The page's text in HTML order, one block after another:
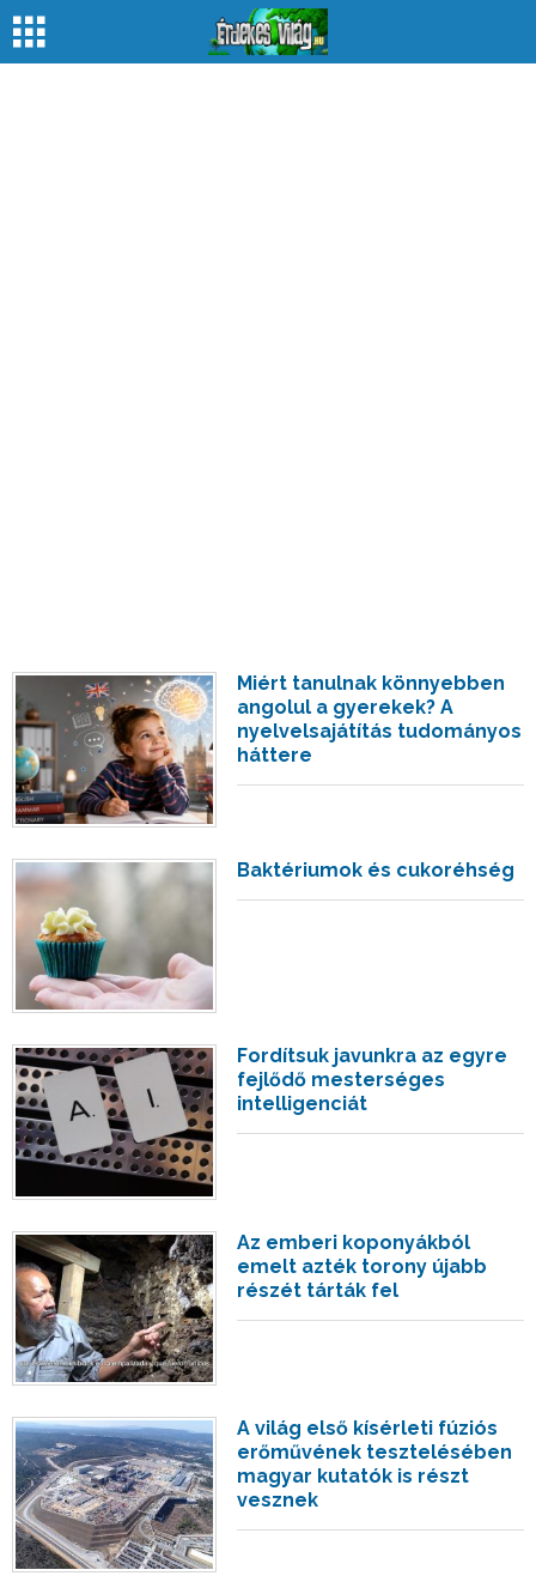
Miért tanulnak könnyebben
angolul a gyerekek? A
nyelvelsajátítás tudományos
háttere
Baktériumok és cukoréhség
Fordítsuk javunkra az egyre
fejlődő mesterséges
intelligenciát
Az emberi koponyákból
emelt azték torony újabb
részét tárták fel
A világ első kísérleti fúziós
erőművének tesztelésében
magyar kutatók is részt
vesznek